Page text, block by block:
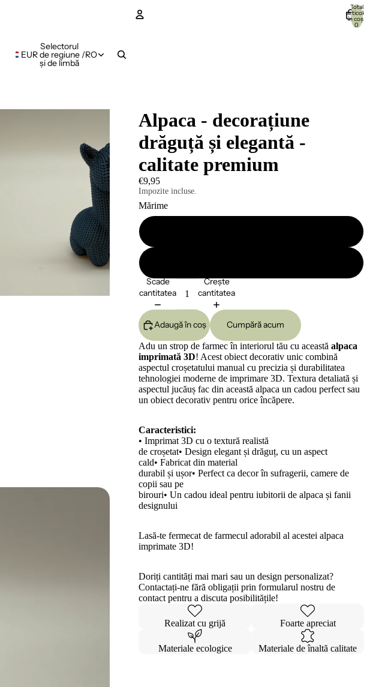
EUR
Selectorul
de regiune
și de limbă
/RO
Total
articole
în coș:
0
Alpaca - decorațiune
drăguță și elegantă -
calitate premium
€9,95
Impozite incluse.
Mărime
Scade
cantitatea
Crește
cantitatea
Adaugă în coș Cumpără acum
Adu un strop de farmec în interiorul tău cu această alpaca
imprimată 3D! Acest obiect decorativ unic combină
aspectul croșetatului manual cu precizia și durabilitatea
tehnologiei moderne de imprimare 3D. Textura detaliată și
aspectul jucăuș fac din această alpaca un cadou perfect sau
un obiect decorativ pentru orice încăpere.
Caracteristici:
• Imprimat 3D cu o textură realistă
de croșetat• Design elegant și drăguț, cu un aspect
cald• Fabricat din material
durabil și ușor• Perfect ca decor în sufragerii, camere de
copii sau pe
birouri• Un cadou ideal pentru iubitorii de alpaca și fanii
designului
Lasă-te fermecat de farmecul adorabil al acestei alpaca
imprimate 3D!
Doriți cantități mai mari sau un design personalizat?
Contactați-ne fără obligații prin formularul nostru de
contact pentru a discuta posibilitățile!
Realizat cu grijă Foarte apreciat
Materiale ecologice Materiale de înaltă calitate